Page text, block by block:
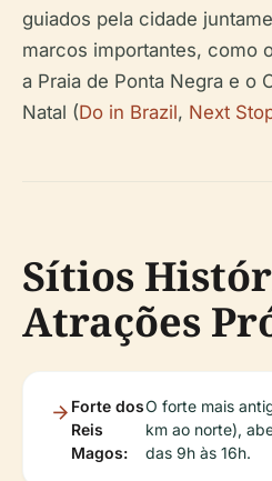
guiados pela cidade
marcos importantes, como
a Praia de Ponta Negra e o
Natal (Do in Brazil, Next
Sítios
Atrações
Forte dos
Reis
Magos:
O forte mais
km ao norte),
das 9h às 16h.